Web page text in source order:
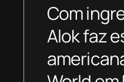
Com
Alok faz